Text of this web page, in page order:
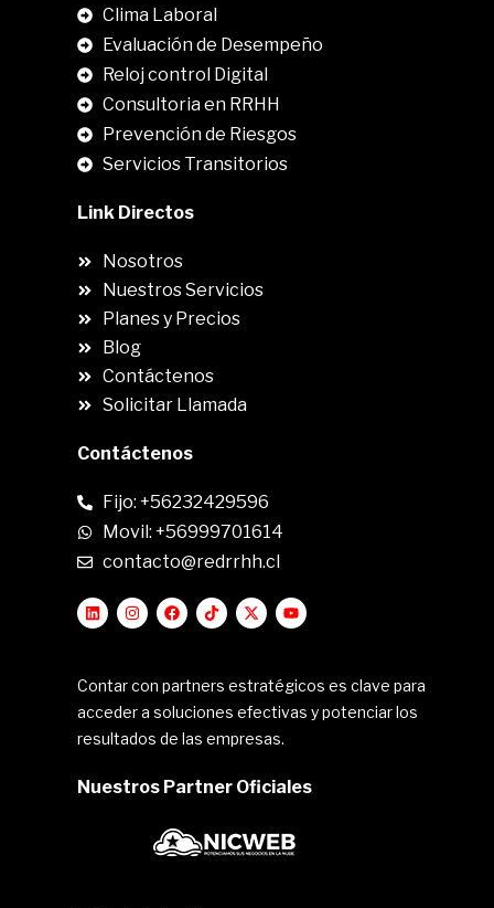
Clima Laboral
Evaluación de Desempeño
Reloj control Digital
Consultoria en RRHH
Prevención de Riesgos
Servicios Transitorios
Link Directos
Nosotros
Nuestros Servicios
Planes y Precios
Blog
Contáctenos
Solicitar Llamada
Contáctenos
Fijo: +56232429596
Movil: +56999701614
contacto@redrrhh.cl
Contar con partners estratégicos es clave para
acceder a soluciones efectivas y potenciar los
resultados de las empresas.
Nuestros Partner Oficiales